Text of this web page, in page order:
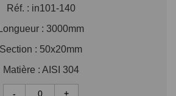
Réf. : in101-140
Longueur : 3000mm
Section : 50x20mm
Matière : AISI 304
- +